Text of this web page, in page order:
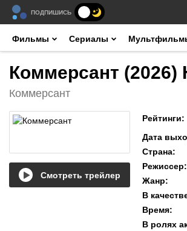
ПОДПИШИСЬ
Фильмы Сериалы
Коммерсант (2026)
Коммерсант
Смотреть трейлер
Рейтинги:
Дата
Страна:
Режиссер:
Жанр:
В
Время:
В ролях